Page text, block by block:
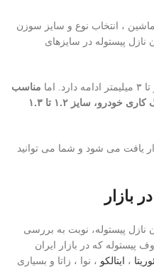
، انتخاب نوع و سایز سوزن
پیستوله در سایزهای
مناسب
ترین سایز سوزن برای استفاده در رنگ کاری خودرو، سایز ۱.۲ تا ۱.۳
یافت می شود و شما می توانید
بازار
پیستوله، نوبت به بررسی
پیستوله که در بازار ایران
، ایتالکو ، نوا ، زاتا و بسیاری